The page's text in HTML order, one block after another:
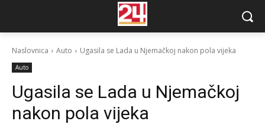
Naslovnica Auto Ugasila se Lada u Njemačkoj nakon pola vijeka
Auto
Ugasila se Lada u Njemačkoj
nakon pola vijeka